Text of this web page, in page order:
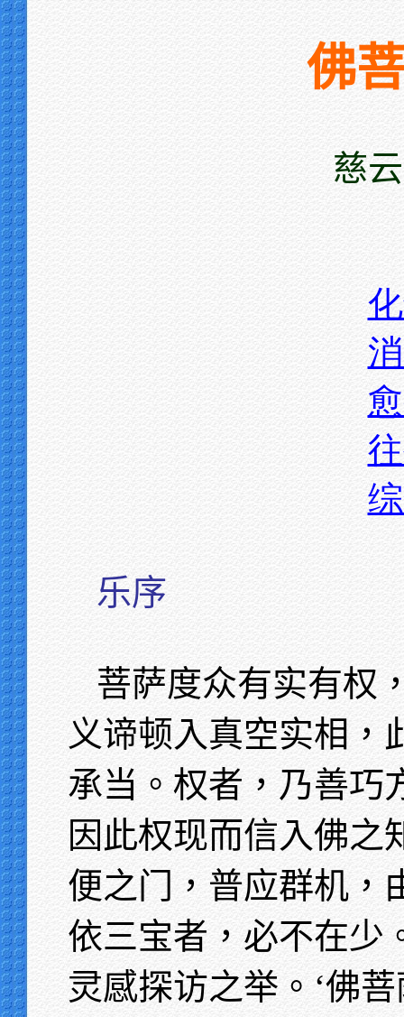
佛
慈
乐序
菩萨度众有实有权
义谛顿入真空实相，
承当。权者，乃善巧
因此权现而信入佛之
便之门，普应群机，
依三宝者，必不在少
灵感探访之举。‘佛